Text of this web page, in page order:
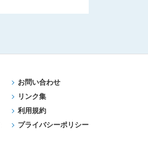
お問い合わせ
リンク集
利用規約
プライバシーポリシー